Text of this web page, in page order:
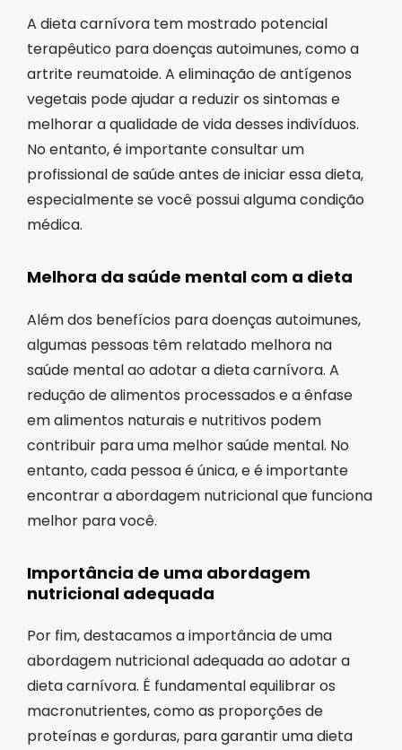
A dieta carnívora tem mostrado potencial
terapêutico para doenças autoimunes, como a
artrite reumatoide. A eliminação de antígenos
vegetais pode ajudar a reduzir os sintomas e
melhorar a qualidade de vida desses indivíduos.
No entanto, é importante consultar um
profissional de saúde antes de iniciar essa dieta,
especialmente se você possui alguma condição
médica.
Melhora da saúde mental com a dieta
Além dos benefícios para doenças autoimunes,
algumas pessoas têm relatado melhora na
saúde mental ao adotar a dieta carnívora. A
redução de alimentos processados e a ênfase
em alimentos naturais e nutritivos podem
contribuir para uma melhor saúde mental. No
entanto, cada pessoa é única, e é importante
encontrar a abordagem nutricional que funciona
melhor para você.
Importância de uma abordagem
nutricional adequada
Por fim, destacamos a importância de uma
abordagem nutricional adequada ao adotar a
dieta carnívora. É fundamental equilibrar os
macronutrientes, como as proporções de
proteínas e gorduras, para garantir uma dieta